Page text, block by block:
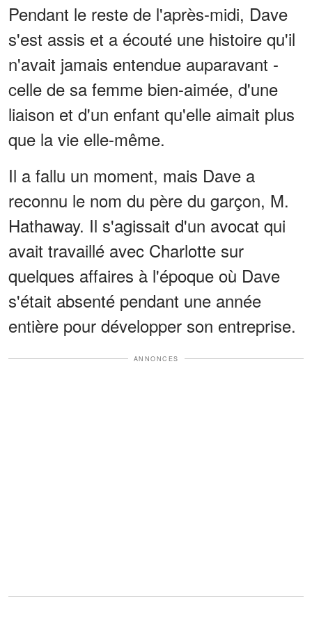
Pendant le reste de l'après-midi, Dave
s'est assis et a écouté une histoire qu'il
n'avait jamais entendue auparavant -
celle de sa femme bien-aimée, d'une
liaison et d'un enfant qu'elle aimait plus
que la vie elle-même.
Il a fallu un moment, mais Dave a
reconnu le nom du père du garçon, M.
Hathaway. Il s'agissait d'un avocat qui
avait travaillé avec Charlotte sur
quelques affaires à l'époque où Dave
s'était absenté pendant une année
entière pour développer son entreprise.
ANNONCES